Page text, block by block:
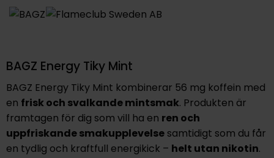
BAGZ Energy Tiky Mint
BAGZ Energy Tiky Mint kombinerar 56 mg koffein med
en frisk och svalkande mintsmak. Produkten är
framtagen för dig som vill ha en ren och
uppfriskande smakupplevelsesamtidigt som du får
en tydlig och kraftfull energikick – helt utan nikotin.